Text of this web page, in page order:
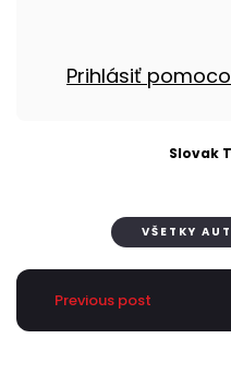
Prihlásiť
Slovak
VŠETKY
Previous post